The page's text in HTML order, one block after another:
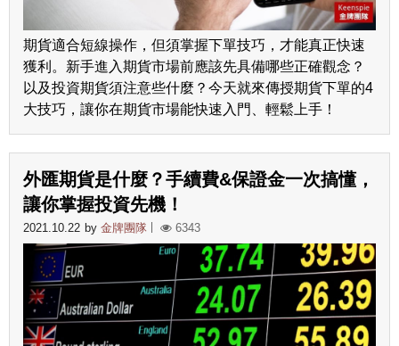
期貨適合短線操作，但須掌握下單技巧，才能真正快速
獲利。新手進入期貨市場前應該先具備哪些正確觀念？
以及投資期貨須注意些什麼？今天就來傳授期貨下單的4
大技巧，讓你在期貨市場能快速入門、輕鬆上手！
外匯期貨是什麼？手續費&保證金一次搞懂，
讓你掌握投資先機！
2021.10.22 by 金牌團隊 6343